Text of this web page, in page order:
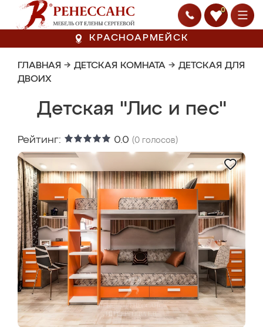
0
КРАСНОАРМЕЙСК
ГЛАВНАЯ → ДЕТСКАЯ КОМНАТА → ДЕТСКАЯ ДЛЯ
ДВОИХ
Детская "Лис и пес"
Рейтинг: 0.0 (0 голосов)